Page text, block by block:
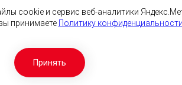
Принять
cookie и сервис веб-аналитики
принимаете Политику конфиденциальности